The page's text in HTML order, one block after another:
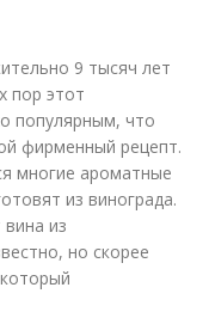
9 тысяч лет
пор этот
популярным, что
фирменный рецепт.
многие ароматные
из винограда.
из
но скорее